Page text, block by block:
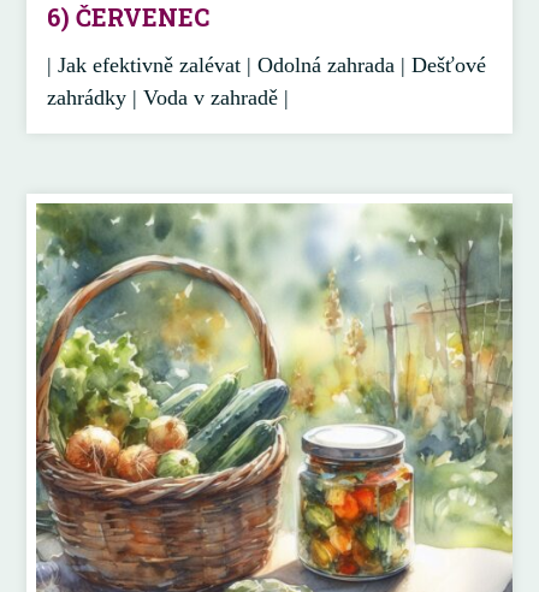
6) ČERVENEC
| Jak efektivně zalévat | Odolná zahrada | Dešťové
zahrádky | Voda v zahradě |